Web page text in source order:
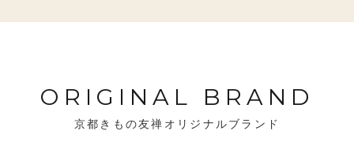
ORIGINAL BRAND
京都きもの友禅オリジナルブランド